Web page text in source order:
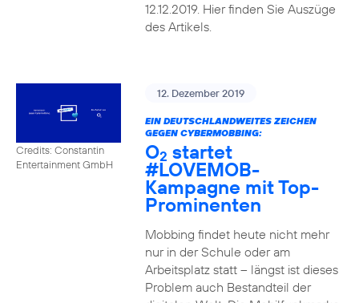
12.12.2019. Hier finden Sie Auszüge
des Artikels.
Credits: Constantin
Entertainment GmbH
12. Dezember 2019
EIN DEUTSCHLANDWEITES ZEICHEN
GEGEN CYBERMOBBING:
O2 startet
#LOVEMOB-
Kampagne mit Top-
Prominenten
Mobbing findet heute nicht mehr
nur in der Schule oder am
Arbeitsplatz statt – längst ist dieses
Problem auch Bestandteil der